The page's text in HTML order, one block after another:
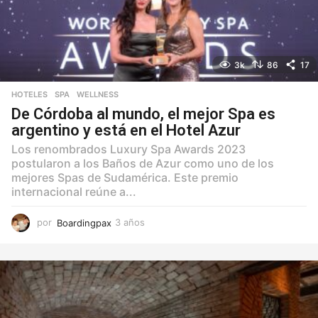
3k 86 17
HOTELES ,SPA ,WELLNESS
De Córdoba al mundo, el mejor Spa es
argentino y está en el Hotel Azur
Los renombrados Luxury Spa Awards 2023
postularon a los Baños de Azur como uno de los
mejores Spas de Sudamérica. Este premio
internacional reúne a...
por Boardingpax 3 años
o
s